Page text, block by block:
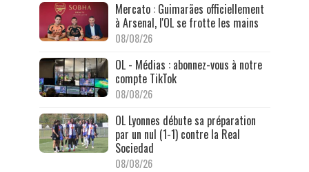
Mercato : Guimarães officiellement
à Arsenal, l'OL se frotte les mains
08/08/26
OL - Médias : abonnez-vous à notre
compte TikTok
08/08/26
OL Lyonnes débute sa préparation
par un nul (1-1) contre la Real
Sociedad
08/08/26